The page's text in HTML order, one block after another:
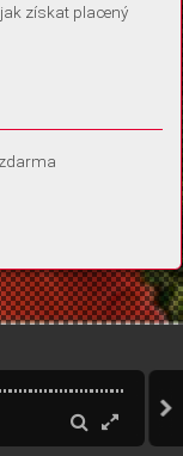
zařízení, abychom se
upravit ve Správě
získat placený